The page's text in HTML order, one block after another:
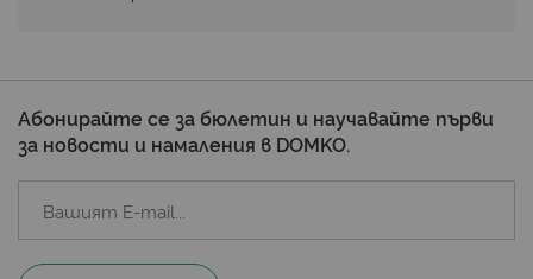
Абонирайте се за бюлетин и научавайте първи
за новости и намаления в DOMKO.